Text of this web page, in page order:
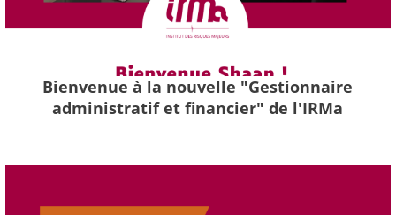
Bienvenue à la nouvelle "Gestionnaire
administratif et financier" de l'IRMa